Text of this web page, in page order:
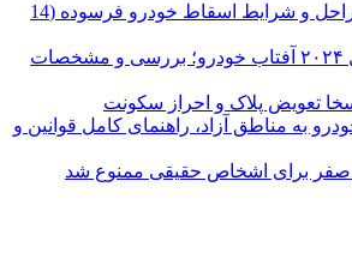
راهنمای کامل مراحل و شرایط اسقاط خودرو فرسوده (14
مزدا CX-30 مدل ۲۰۲۴ آفتاب خودرو؛ بررسی و مشخصات
تعویض پلاک و احراز سکونت
به مناطق آزاد، راهنمای کامل قوانین و
صفر برای اشخاص حقیقی ممنوع شد